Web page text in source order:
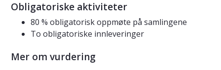
Obligatoriske aktiviteter
80 % obligatorisk oppmøte på samlingene
To obligatoriske innleveringer
Mer om vurdering